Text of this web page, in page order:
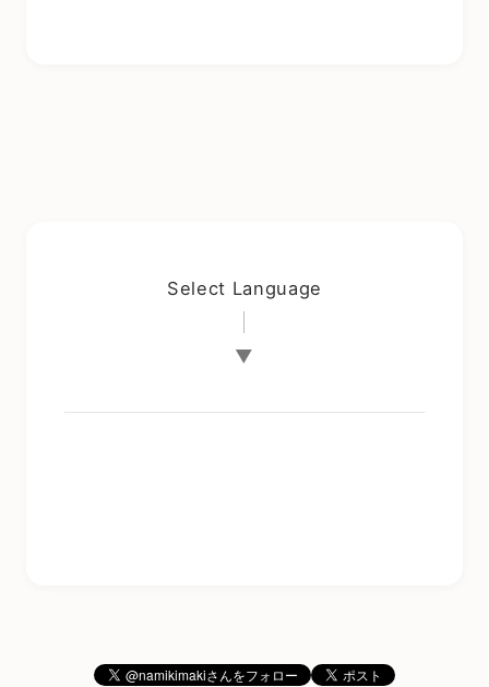
Select Language
▼